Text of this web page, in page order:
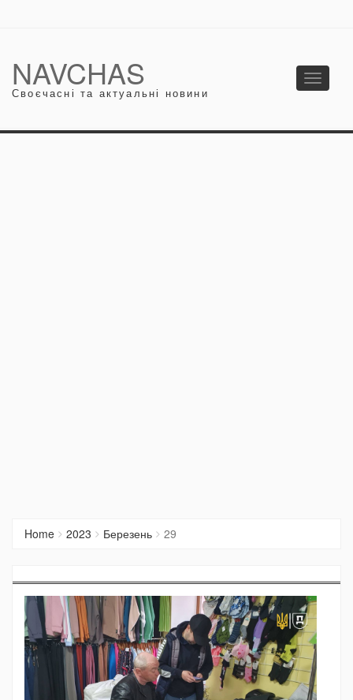
NAVCHAS
Своєчасні та актуальні новини
Toggle
Home 2023 Березень 29